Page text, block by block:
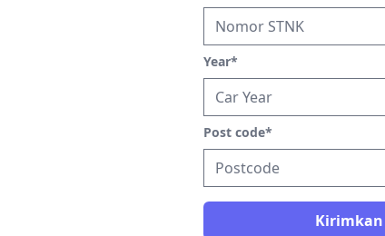
Year*
Post code*
Kirimkan